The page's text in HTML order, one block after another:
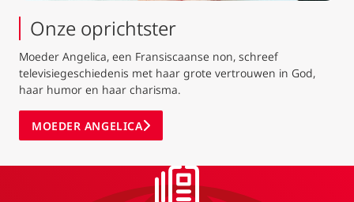
Onze oprichtster
Moeder Angelica, een Fransiscaanse non, schreef
televisiegeschiedenis met haar grote vertrouwen in God,
haar humor en haar charisma.
MOEDER ANGELICA